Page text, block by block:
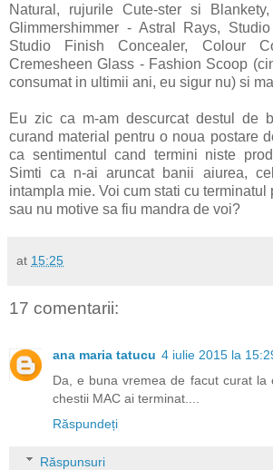
Natural, rujurile Cute-ster si
Glimmershimmer - Astral Rays,
Studio Finish Concealer, Colour
Cremesheen Glass - Fashion Scoop
consumat in ultimii ani, eu sigur nu) si
Eu zic ca m-am descurcat destul de
curand material pentru o noua postare
ca sentimentul cand termini niste
Simti ca n-ai aruncat banii aiurea,
intampla mie. Voi cum stati cu terminatul
sau nu motive sa fiu mandra de voi?
at 15:25
17 comentarii:
ana maria tatucu 4 iulie 2015 la
Da, e buna vremea de facut curat la
chestii MAC ai terminat....
Răspundeți
Răspunsuri